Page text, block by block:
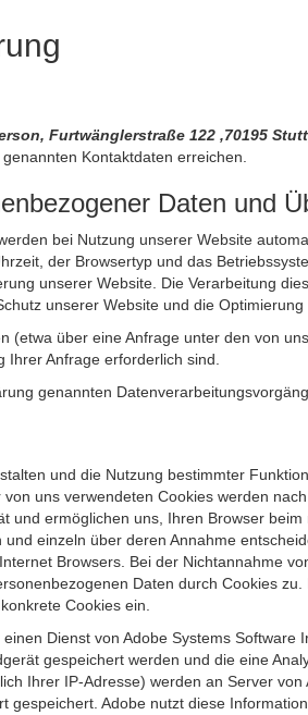
Furtwänglerstraße 122 ,70195
Kontaktdaten erreichen.
Daten und
bei Nutzung unserer Website
der Browsertyp und das
unserer Website. Die Verarbeitung
unserer Website und die
(etwa über eine Anfrage unter den von
Anfrage erforderlich sind.
genannten
und die Nutzung bestimmter
uns verwendeten Cookies werden
und ermöglichen uns, Ihren Browser
einzeln über deren Annahme
Browsers. Bei der Nichtannahme
Daten durch Cookies
Cookies ein.
, einen Dienst von Adobe Systems
gespeichert werden und die eine
Ihrer IP-Adresse) werden an Server
gespeichert. Adobe nutzt diese